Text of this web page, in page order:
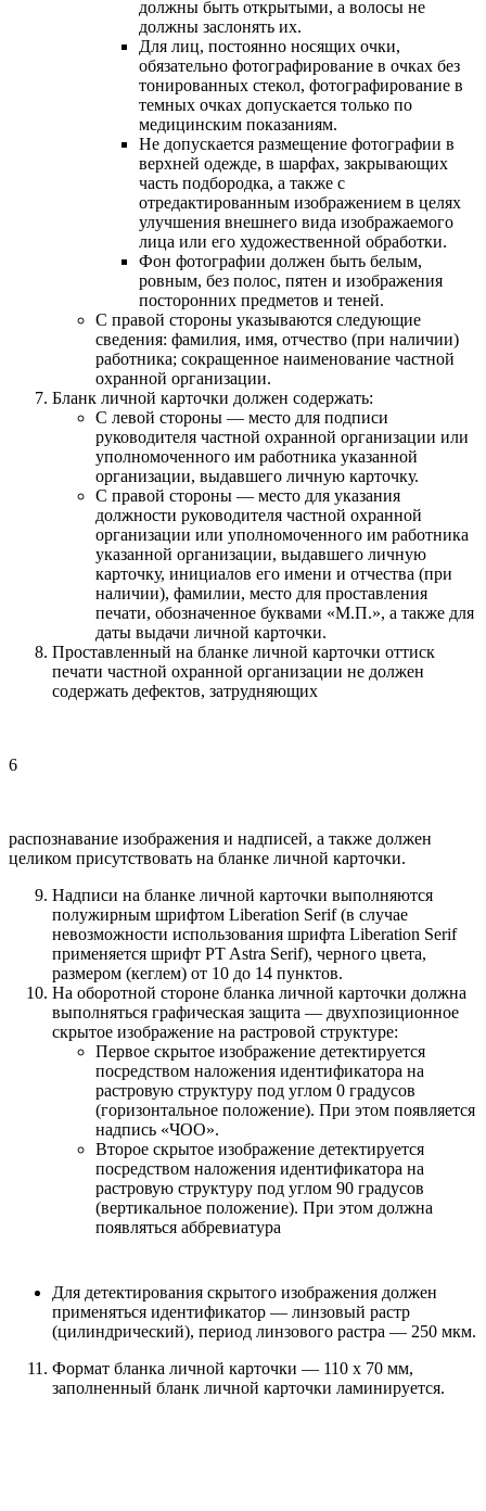
должны быть открытыми, а волосы не
должны заслонять их.
Для лиц, постоянно носящих очки,
обязательно фотографирование в очках без
тонированных стекол, фотографирование в
темных очках допускается только по
медицинским показаниям.
Не допускается размещение фотографии в
верхней одежде, в шарфах, закрывающих
часть подбородка, а также с
отредактированным изображением в целях
улучшения внешнего вида изображаемого
лица или его художественной обработки.
Фон фотографии должен быть белым,
ровным, без полос, пятен и изображения
посторонних предметов и теней.
С правой стороны указываются следующие
сведения: фамилия, имя, отчество (при наличии)
работника; сокращенное наименование частной
охранной организации.
Бланк личной карточки должен содержать:
С левой стороны — место для подписи
руководителя частной охранной организации или
уполномоченного им работника указанной
организации, выдавшего личную карточку.
С правой стороны — место для указания
должности руководителя частной охранной
организации или уполномоченного им работника
указанной организации, выдавшего личную
карточку, инициалов его имени и отчества (при
наличии), фамилии, место для проставления
печати, обозначенное буквами «М.П.», а также для
даты выдачи личной карточки.
Проставленный на бланке личной карточки оттиск
печати частной охранной организации не должен
содержать дефектов, затрудняющих
6
распознавание изображения и надписей, а также должен
целиком присутствовать на бланке личной карточки.
Надписи на бланке личной карточки выполняются
полужирным шрифтом Liberation Serif (в случае
невозможности использования шрифта Liberation Serif
применяется шрифт PT Astra Serif), черного цвета,
размером (кеглем) от 10 до 14 пунктов.
На оборотной стороне бланка личной карточки должна
выполняться графическая защита — двухпозиционное
скрытое изображение на растровой структуре:
Первое скрытое изображение детектируется
посредством наложения идентификатора на
растровую структуру под углом 0 градусов
(горизонтальное положение). При этом появляется
надпись «ЧОО».
Второе скрытое изображение детектируется
посредством наложения идентификатора на
растровую структуру под углом 90 градусов
(вертикальное положение). При этом должна
появляться аббревиатура
Для детектирования скрытого изображения должен
применяться идентификатор — линзовый растр
(цилиндрический), период линзового растра — 250 мкм.
Формат бланка личной карточки — 110 х 70 мм,
заполненный бланк личной карточки ламинируется.